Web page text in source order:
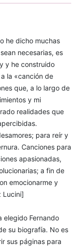
he dicho muchas
necesarias, es
y he construido
la «canción de
que, a lo largo de
y mi
realidades que
para reír y
Canciones para
apasionadas,
a fin de
emocionarme y
Lucini]
elegido Fernando
su biografía. No es
sus páginas para